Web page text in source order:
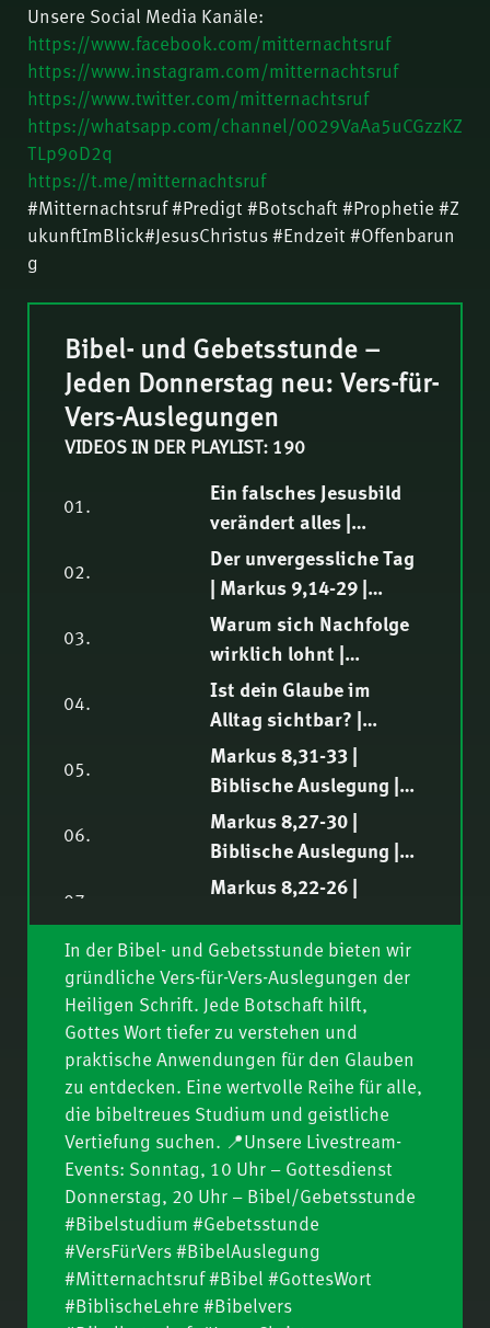
Unsere Social Media Kanäle:
https://www.facebook.com/mitternachtsruf
https://www.instagram.com/mitternachtsruf
https://www.twitter.com/mitternachtsruf
https://whatsapp.com/channel/0029VaAa5uCGzzKZ
TLp9oD2q
https://t.me/mitternachtsruf
#Mitternachtsruf #Predigt #Botschaft #Prophetie #Z
ukunftImBlick#JesusChristus #Endzeit #Offenbarun
g
Bibel- und Gebetsstunde –
Jeden Donnerstag neu: Vers-für-
Vers-Auslegungen
VIDEOS IN DER PLAYLIST: 190
01.
Ein falsches Jesusbild
verändert alles |
Markus 9,30-32 |
Biblische Auslegung |
Thomas Lieth
02.
Der unvergessliche Tag
| Markus 9,14-29 |
Biblische Auslegung |
Elia Morise
03.
Warum sich Nachfolge
wirklich lohnt |
Markus 9,1-13 |
Biblische Auslegung |
Tobias Rindlisbacher
04.
Ist dein Glaube im
Alltag sichtbar? |
Markus 8,34-38 |
Biblische Auslegung |
Markus Steiger
05.
Markus 8,31-33 |
Biblische Auslegung |
Fredy Peter
06.
Markus 8,27-30 |
Biblische Auslegung |
Philipp Ottenburg
07.
Markus 8,22-26 |
Norbert Lieth
08.
Markus 8,14-21 |
Biblische Auslegung |
Ruben Lehmann
09.
Markus 8,10-13 |
Biblische Auslegung |
Samuel Rindlisbacher
10.
Markus 8,1-9 |
Biblische Auslegung |
Philipp Ottenburg
11.
Markus 7,31-37 |
Biblische Auslegung |
Nathanael Winkler
12.
Markus 7,24-30 |
Biblische Auslegung |
Fredy Peter
13.
Markus 7,14-23 |
Biblische Auslegung |
In der Bibel- und Gebetsstunde bieten wir
gründliche Vers-für-Vers-Auslegungen der
Heiligen Schrift. Jede Botschaft hilft,
Gottes Wort tiefer zu verstehen und
praktische Anwendungen für den Glauben
zu entdecken. Eine wertvolle Reihe für alle,
die bibeltreues Studium und geistliche
Vertiefung suchen. 📍Unsere Livestream-
Events: Sonntag, 10 Uhr – Gottesdienst
Donnerstag, 20 Uhr – Bibel/Gebetsstunde
#Bibelstudium #Gebetsstunde
#VersFürVers #BibelAuslegung
#Mitternachtsruf #Bibel #GottesWort
#BiblischeLehre #Bibelvers